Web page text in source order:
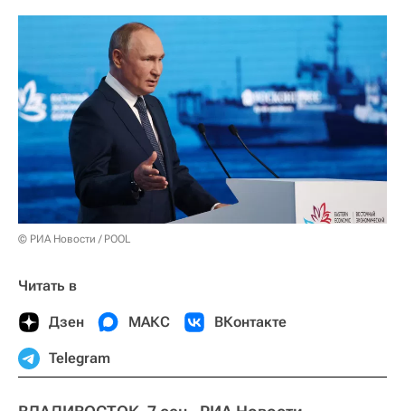
© РИА Новости / POOL
Читать в
Дзен МАКС ВКонтакте
Telegram